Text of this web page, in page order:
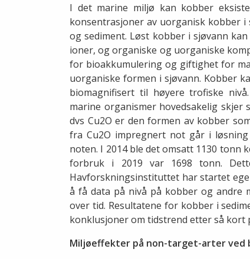
I det marine miljø kan kobber
konsentrasjoner av uorganisk kobber
og sediment. Løst kobber i sjøvann
ioner, og organiske og uorganiske
for bioakkumulering og giftighet for
uorganiske formen i sjøvann. Kobber
biomagnifisert til høyere trofiske
marine organismer hovedsakelig skjer
dvs Cu2O er den formen av kobber
fra Cu2O impregnert not går i
noten. I 2014 ble det omsatt 1130 tonn
forbruk i 2019 var 1698 tonn.
Havforskningsinstituttet har startet
å få data på nivå på kobber og andre
over tid. Resultatene for kobber i
konklusjoner om tidstrend etter så kort
Miljøeffekter på non-target-arter ved